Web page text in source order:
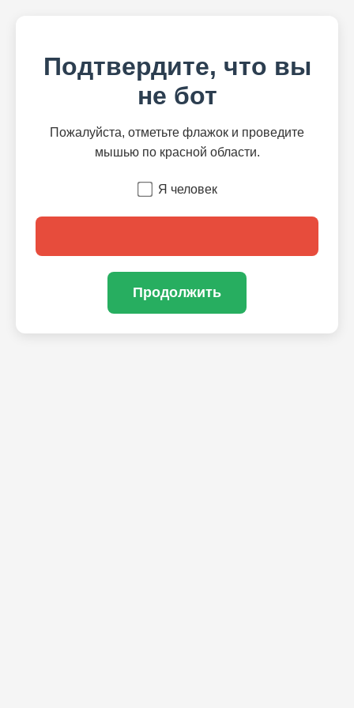
Подтвердите, что вы
не бот
Пожалуйста, отметьте флажок и проведите
мышью по красной области.
Я человек
Продолжить